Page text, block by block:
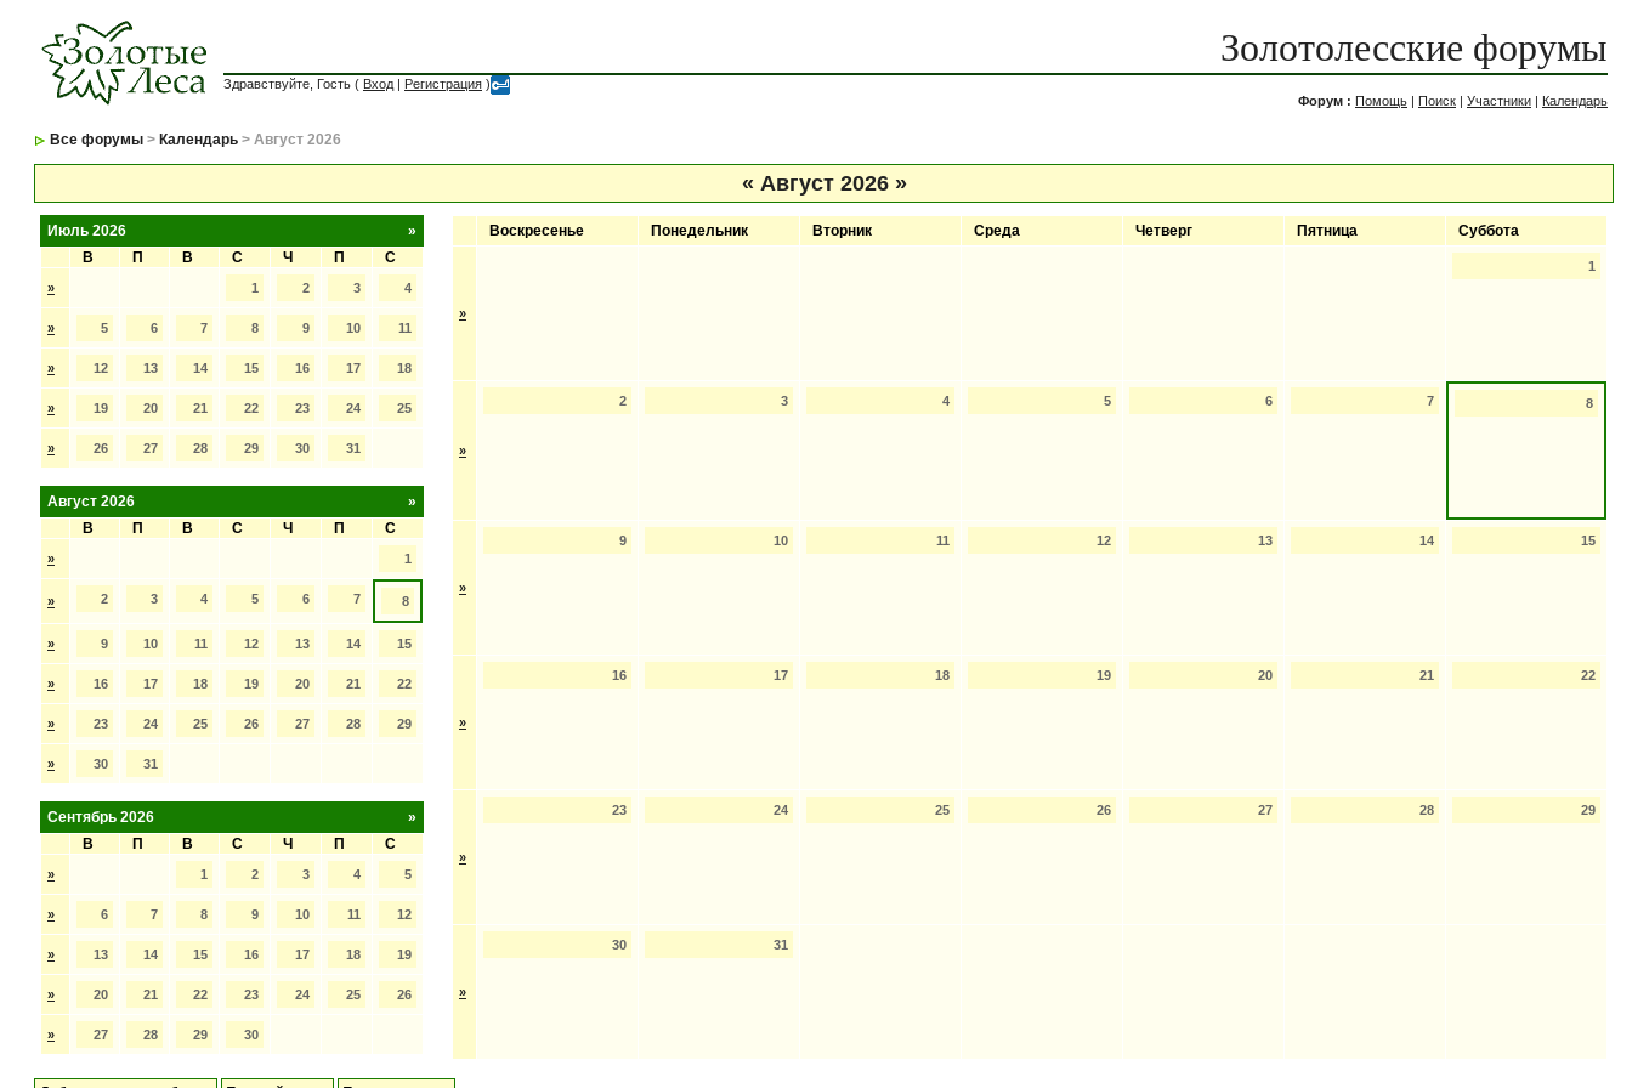
Золотолесские форумы
Здравствуйте, Гость ( Вход | Регистрация )
Форум : Помощь | Поиск | Участники | Календарь
Все форумы > Календарь > Август 2026
« Август 2026 »
»
Июль 2026
В
П В С Ч П С
» 1 2 3 4
» 5 6 7 8 9 10 11
» 12 13 14 15 16 17 18
» 19 20 21 22 23 24 25
» 26 27 28 29 30 31
»
Август 2026
В
П В С Ч П С
» 1
» 2 3 4 5 6 7 8
» 9 10 11 12 13 14 15
» 16 17 18 19 20 21 22
» 23 24 25 26 27 28 29
» 30 31
»
Сентябрь 2026
В
П В С Ч П С
» 1 2 3 4 5
» 6 7 8 9 10 11 12
» 13 14 15 16 17 18 19
» 20 21 22 23 24 25 26
» 27 28 29 30
Воскресенье Понедельник Вторник Среда Четверг Пятница Суббота
»
1
»
2 3 4 5 6 7 8
»
9 10 11 12 13 14 15
»
16 17 18 19 20 21 22
»
23 24 25 26 27 28 29
»
30 31